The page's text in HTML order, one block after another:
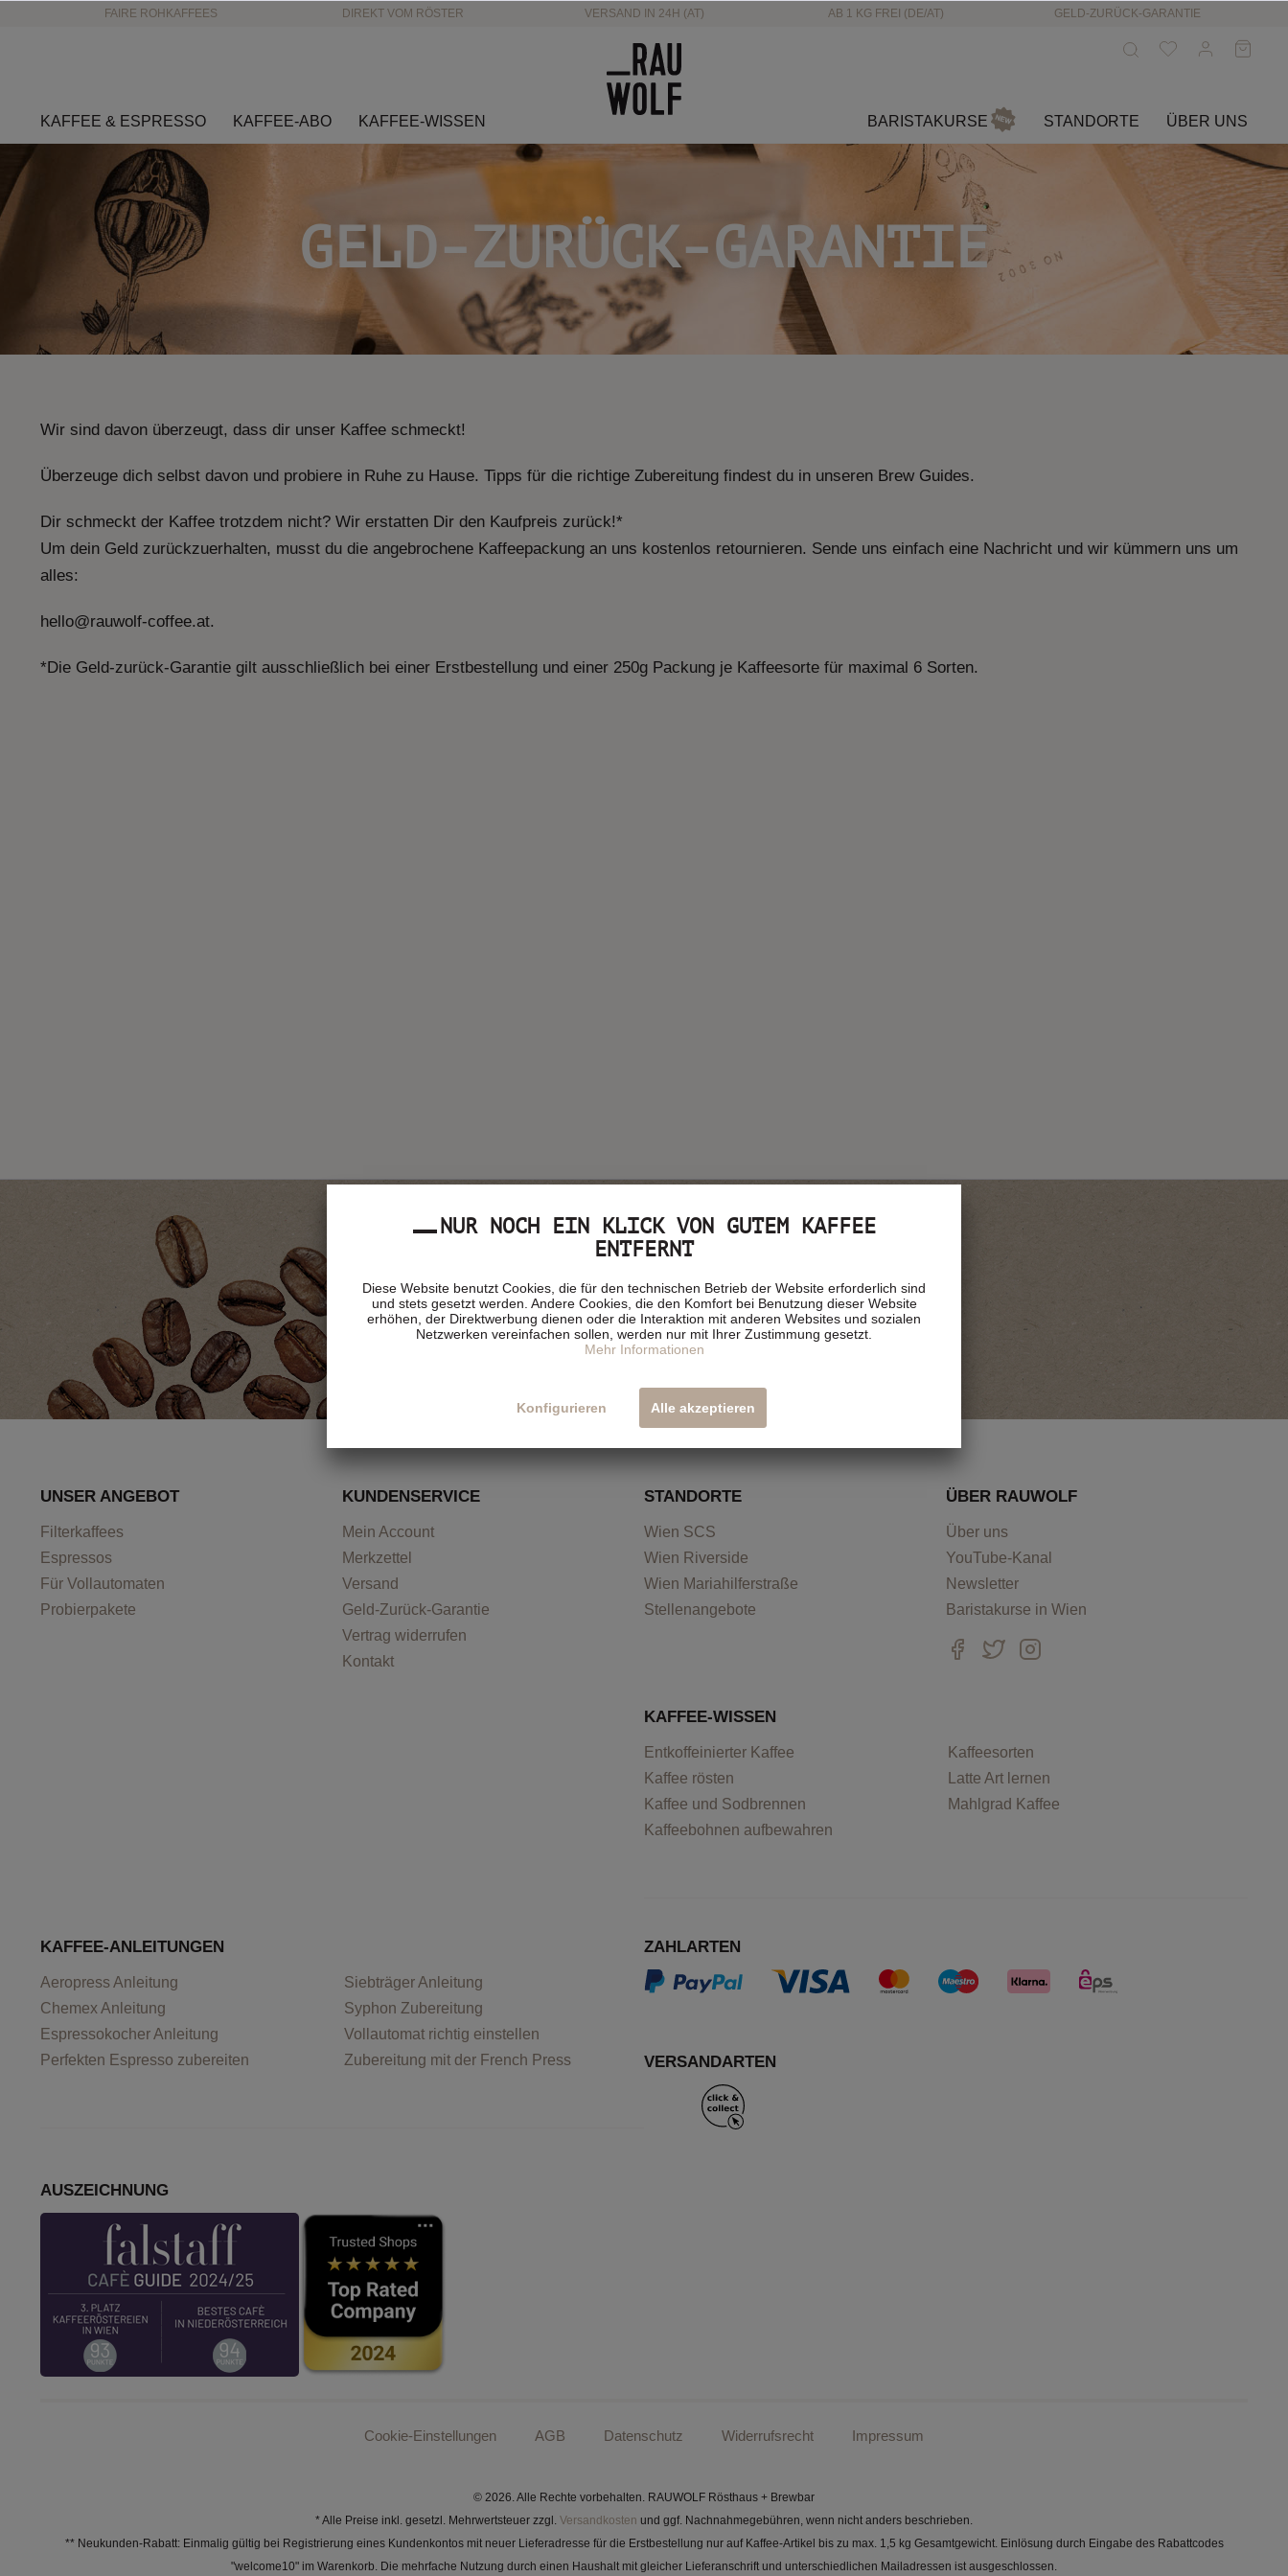
FAIRE ROHKAFFEES DIREKT VOM RÖSTER VERSAND IN 24H (AT) AB 1 KG FREI (DE/AT) GELD-ZURÜCK-GARANTIE
KAFFEE & ESPRESSO KAFFEE-ABO KAFFEE-WISSEN BARISTAKURSE STANDORTE ÜBER UNS
GELD-ZURÜCK-GARANTIE
Wir sind davon überzeugt, dass dir unser Kaffee schmeckt!
Überzeuge dich selbst davon und probiere in Ruhe zu Hause. Tipps für die richtige Zubereitung findest du in unseren Brew Guides.
Dir schmeckt der Kaffee trotzdem nicht? Wir erstatten Dir den Kaufpreis zurück!*
Um dein Geld zurückzuerhalten, musst du die angebrochene Kaffeepackung an uns kostenlos retournieren. Sende uns einfach eine Nachricht und wir kümmern uns um
alles:
hello@rauwolf-coffee.at.
*Die Geld-zurück-Garantie gilt ausschließlich bei einer Erstbestellung und einer 250g Packung je Kaffeesorte für maximal 6 Sorten.
UNSER ANGEBOT
Filterkaffees
Espressos
Für Vollautomaten
Probierpakete
KUNDENSERVICE
Mein Account
Merkzettel
Versand
Geld-Zurück-Garantie
Vertrag widerrufen
Kontakt
STANDORTE
Wien SCS
Wien Riverside
Wien Mariahilferstraße
Stellenangebote
ÜBER RAUWOLF
Über uns
YouTube-Kanal
Newsletter
Baristakurse in Wien
KAFFEE-WISSEN
Entkoffeinierter Kaffee
Kaffee rösten
Kaffee und Sodbrennen
Kaffeebohnen aufbewahren
Kaffeesorten
Latte Art lernen
Mahlgrad Kaffee
KAFFEE-ANLEITUNGEN
Aeropress Anleitung
Chemex Anleitung
Espressokocher Anleitung
Perfekten Espresso zubereiten
Siebträger Anleitung
Syphon Zubereitung
Vollautomat richtig einstellen
Zubereitung mit der French Press
ZAHLARTEN
VERSANDARTEN
AUSZEICHNUNG
Cookie-Einstellungen AGB Datenschutz Widerrufsrecht Impressum
© 2026. Alle Rechte vorbehalten. RAUWOLF Rösthaus + Brewbar
* Alle Preise inkl. gesetzl. Mehrwertsteuer zzgl. Versandkosten und ggf. Nachnahmegebühren, wenn nicht anders beschrieben.
** Neukunden-Rabatt: Einmalig gültig bei Registrierung eines Kundenkontos mit neuer Lieferadresse für die Erstbestellung nur auf Kaffee-Artikel bis zu max. 1,5 kg Gesamtgewicht. Einlösung durch Eingabe des Rabattcodes
"welcome10" im Warenkorb. Die mehrfache Nutzung durch einen Haushalt mit gleicher Lieferanschrift und unterschiedlichen Mailadressen ist ausgeschlossen.
NUR NOCH EIN KLICK VON GUTEM KAFFEE
ENTFERNT
Diese Website benutzt Cookies, die für den technischen Betrieb der Website erforderlich sind
und stets gesetzt werden. Andere Cookies, die den Komfort bei Benutzung dieser Website
erhöhen, der Direktwerbung dienen oder die Interaktion mit anderen Websites und sozialen
Netzwerken vereinfachen sollen, werden nur mit Ihrer Zustimmung gesetzt.
Mehr Informationen
Konfigurieren Alle akzeptieren